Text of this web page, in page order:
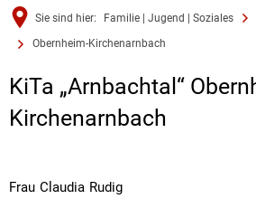
Sie sind hier: Familie | Jugend | Soziales
Obernheim-Kirchenarnbach
Obernheim-
Kirchenarnbach
KiTa „Arnbachtal“
Kirchenarnbach
Frau Claudia Rudig